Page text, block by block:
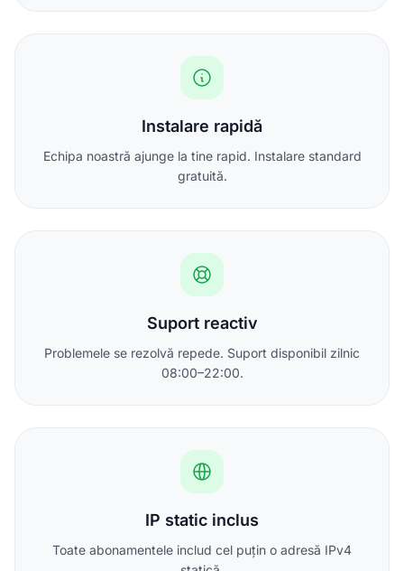
Instalare rapidă
Echipa noastră ajunge la tine rapid. Instalare standard
gratuită.
Suport reactiv
Problemele se rezolvă repede. Suport disponibil zilnic
08:00–22:00.
IP static inclus
Toate abonamentele includ cel puțin o adresă IPv4